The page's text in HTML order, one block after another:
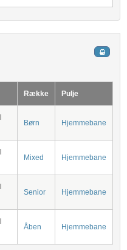
Række Pulje
Børn Hjemmebane
Mixed Hjemmebane
Senior Hjemmebane
Åben Hjemmebane